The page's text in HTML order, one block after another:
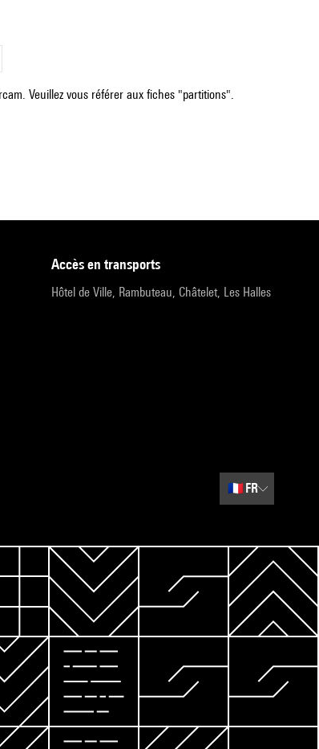
Veuillez vous référer aux fiches "partitions".
accès en transports
Hôtel de Ville, Rambuteau, Châtelet, Les Halles
🇫🇷 FR